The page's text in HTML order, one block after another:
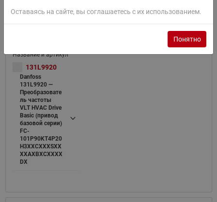
131L9920
Danfoss
131L9920 —
Преобразовате
ль частоты
VLT HVAC Drive
Basic (привод
базовой серии)
FC-
101P90KT4P20
H3XXCXXXSXX
XXAXBXCXXXX
DX
Оставаясь на сайте, вы соглашаетесь с их использованием.
Понятно